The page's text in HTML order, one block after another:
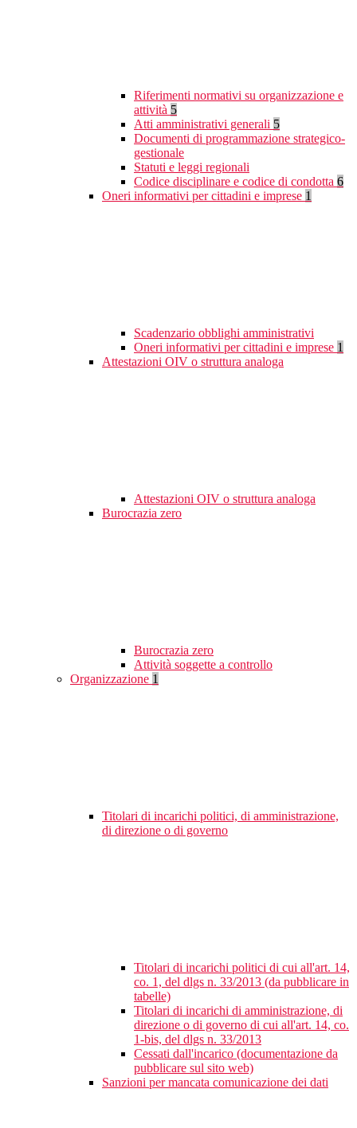
Riferimenti normativi su organizzazione e
attività 5
Atti amministrativi generali 5
Documenti di programmazione strategico-
gestionale
Statuti e leggi regionali
Codice disciplinare e codice di condotta 6
Oneri informativi per cittadini e imprese 1
Scadenzario obblighi amministrativi
Oneri informativi per cittadini e imprese 1
Attestazioni OIV o struttura analoga
Attestazioni OIV o struttura analoga
Burocrazia zero
Burocrazia zero
Attività soggette a controllo
Organizzazione 1
Titolari di incarichi politici, di amministrazione,
di direzione o di governo
Titolari di incarichi politici di cui all'art. 14,
co. 1, del dlgs n. 33/2013 (da pubblicare in
tabelle)
Titolari di incarichi di amministrazione, di
direzione o di governo di cui all'art. 14, co.
1-bis, del dlgs n. 33/2013
Cessati dall'incarico (documentazione da
pubblicare sul sito web)
Sanzioni per mancata comunicazione dei dati